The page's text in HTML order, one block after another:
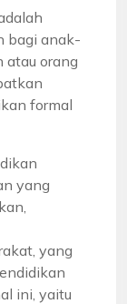
bagi anak-
atau orang
formal
yang
yang
ini, yaitu